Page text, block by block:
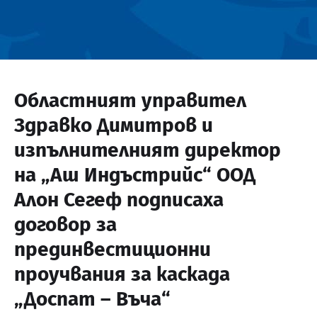
Областният управител
Здравко Димитров и
изпълнителният директор
на „Аш Индъстрийс“ ООД
Алон Сегеф подписаха
договор за
прединвестиционни
проучвания за каскада
„Доспат – Въча“